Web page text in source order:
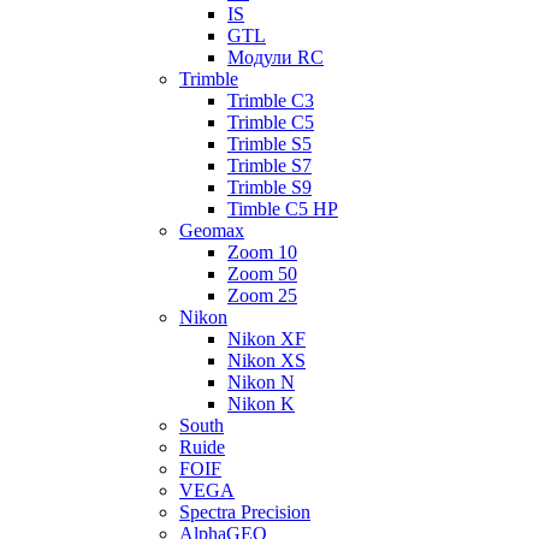
IS
GTL
Модули RC
Trimble
Trimble C3
Trimble C5
Trimble S5
Trimble S7
Trimble S9
Timble C5 HP
Geomax
Zoom 10
Zoom 50
Zoom 25
Nikon
Nikon XF
Nikon XS
Nikon N
Nikon K
South
Ruide
FOIF
VEGA
Spectra Precision
AlphaGEO